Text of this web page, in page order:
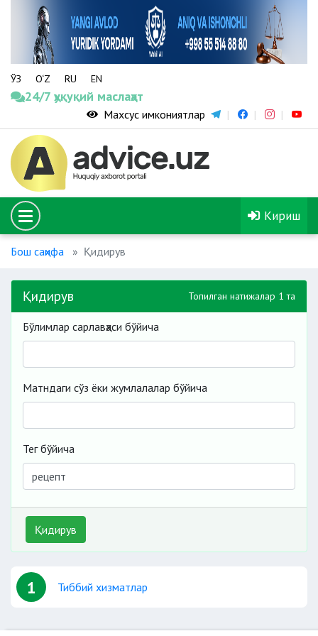
ЎЗ O‘Z RU EN
24/7 ҳуқуқий маслаҳат
Махсус имкониятлар
Кириш
Бош саҳифа Қидирув
Қидирув Топилган натижалар 1 та
Бўлимлар сарлавҳаси бўйича
Матндаги сўз ёки жумлалалар бўйича
Тег бўйича
Қидирув
1 Тиббий хизматлар